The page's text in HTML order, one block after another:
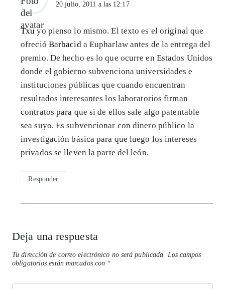
20 julio, 2011 a las 12:17
Txuyo pienso lo mismo. El texto es el original que
ofreció Barbacid a Eupharlaw antes de la entrega del
premio. De hecho es lo que ocurre en Estados Unidos
donde el gobierno subvenciona universidades e
instituciones públicas que cuando encuentran
resultados interesantes los laboratorios firman
contratos para que si de ellos sale algo patentable
sea suyo. Es subvencionar con dinero público la
investigación básica para que luego los intereses
privados se lleven la parte del león.
Responder
Deja una respuesta
Tu dirección de correo electrónico no será publicada. Los campos
obligatorios están marcados con *